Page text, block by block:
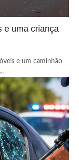
e uma criança
e um caminhão